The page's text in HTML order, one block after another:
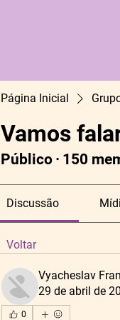
Página Inicial
Vamos
Público · 150
Discussão
Voltar
Vyacheslav
29 de abril de
0